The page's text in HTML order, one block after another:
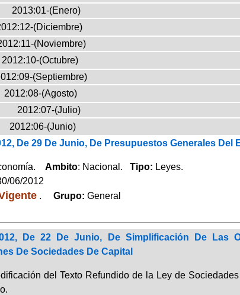
2013:01-(Enero)
(Diciembre)
(Noviembre)
2012:10-(Octubre)
(Septiembre)
2012:08-(Agosto)
2012:07-(Julio)
2012:06-(Junio)
De 29 De Junio, De Presupuestos Generales Del
Ambito: Nacional. Tipo: Leyes.
06/2012
. Grupo: General
De 22 De Junio, De Simplificación De Las
De Sociedades De Capital
del Texto Refundido de la Ley de